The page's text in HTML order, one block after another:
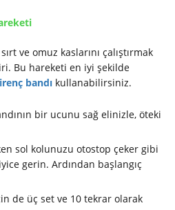
ve omuz kaslarını çalıştırmak
Bu hareketi en iyi şekilde
bandı kullanabilirsiniz.
bir ucunu sağ elinizle, öteki
sol kolunuzu otostop çeker gibi
gerin. Ardından başlangıç
de üç set ve 10 tekrar olarak